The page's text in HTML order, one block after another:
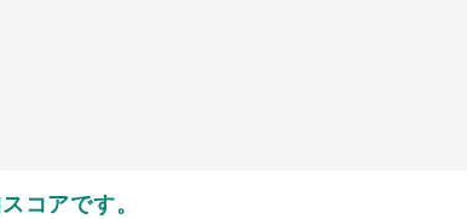
コアです。